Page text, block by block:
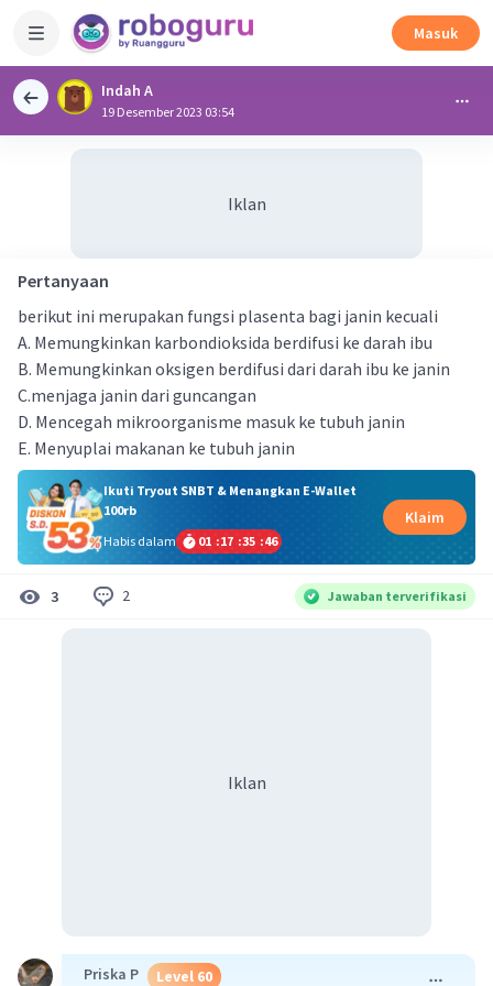
Masuk
Indah A
19 Desember 2023 03:54
Iklan
Pertanyaan
berikut ini merupakan fungsi plasenta bagi janin kecuali
A. Memungkinkan karbondioksida berdifusi ke darah ibu
B. Memungkinkan oksigen berdifusi dari darah ibu ke janin
C.menjaga janin dari guncangan
D. Mencegah mikroorganisme masuk ke tubuh janin
E. Menyuplai makanan ke tubuh janin
Ikuti Tryout SNBT & Menangkan E-Wallet
100rb
Habis dalam
01 :17 :35 :45
Klaim
3 2 Jawaban terverifikasi
Iklan
Priska P Level 60